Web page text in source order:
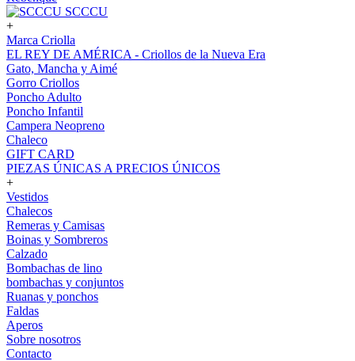
SCCCU
+
Marca Criolla
EL REY DE AMÉRICA - Criollos de la Nueva Era
Gato, Mancha y Aimé
Gorro Criollos
Poncho Adulto
Poncho Infantil
Campera Neopreno
Chaleco
GIFT CARD
PIEZAS ÚNICAS A PRECIOS ÚNICOS
+
Vestidos
Chalecos
Remeras y Camisas
Boinas y Sombreros
Calzado
Bombachas de lino
bombachas y conjuntos
Ruanas y ponchos
Faldas
Aperos
Sobre nosotros
Contacto